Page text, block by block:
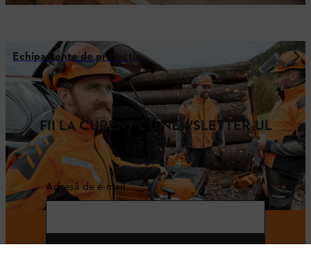
Echipamente de protecție
FII LA CURENT CU NEWSLETTER-UL
STIHL
Adresă de e-mail